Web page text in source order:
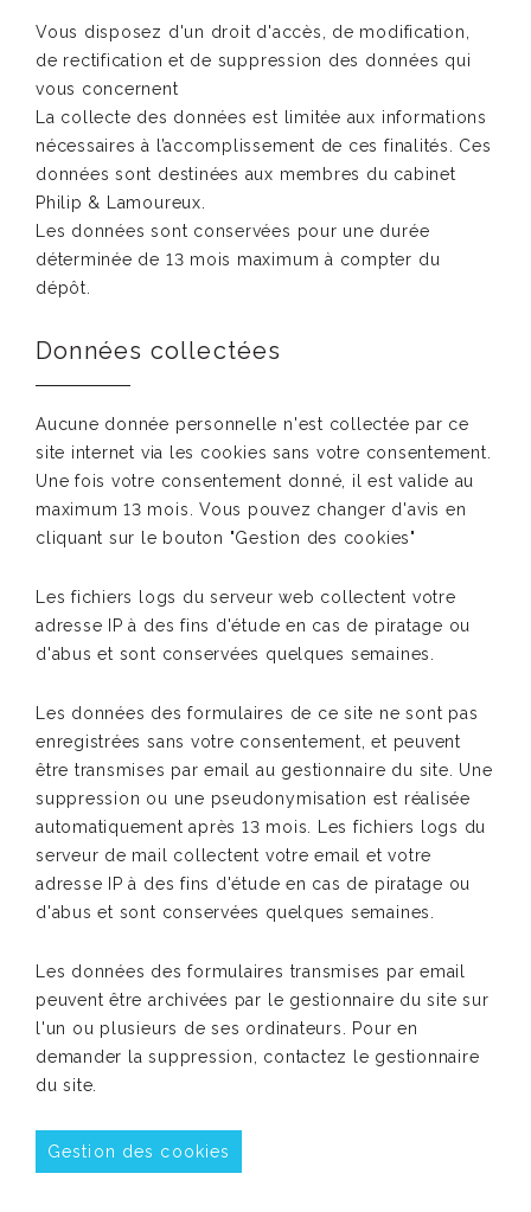
Vous disposez d'un droit d'accès, de modification,
de rectification et de suppression des données qui
vous concernent
La collecte des données est limitée aux informations
nécessaires à l’accomplissement de ces finalités. Ces
données sont destinées aux membres du cabinet
Philip & Lamoureux.
Les données sont conservées pour une durée
déterminée de 13 mois maximum à compter du
dépôt.
Données collectées
Aucune donnée personnelle n'est collectée par ce
site internet via les cookies sans votre consentement.
Une fois votre consentement donné, il est valide au
maximum 13 mois. Vous pouvez changer d'avis en
cliquant sur le bouton "Gestion des cookies"
Les fichiers logs du serveur web collectent votre
adresse IP à des fins d'étude en cas de piratage ou
d'abus et sont conservées quelques semaines.
Les données des formulaires de ce site ne sont pas
enregistrées sans votre consentement, et peuvent
être transmises par email au gestionnaire du site. Une
suppression ou une pseudonymisation est réalisée
automatiquement après 13 mois. Les fichiers logs du
serveur de mail collectent votre email et votre
adresse IP à des fins d'étude en cas de piratage ou
d'abus et sont conservées quelques semaines.
Les données des formulaires transmises par email
peuvent être archivées par le gestionnaire du site sur
l'un ou plusieurs de ses ordinateurs. Pour en
demander la suppression, contactez le gestionnaire
du site.
Gestion des cookies